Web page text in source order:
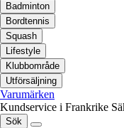
Badminton
Bordtennis
Squash
Lifestyle
Klubbområde
Utförsäljning
Varumärken
Kundservice i Frankrike
Sök